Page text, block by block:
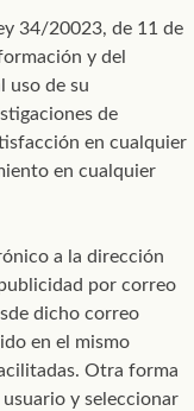
34/20023, de 11 de
y del
uso de su
de
en cualquier
en cualquier
a la dirección
por correo
dicho correo
en el mismo
Otra forma
y seleccionar